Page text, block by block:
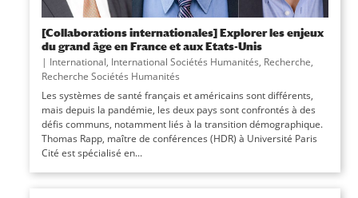
[Collaborations internationales] Explorer les enjeux
du grand âge en France et aux Etats-Unis
| International, International Sociétés Humanités, Recherche,
Recherche Sociétés Humanités
Les systèmes de santé français et américains sont différents,
mais depuis la pandémie, les deux pays sont confrontés à des
défis communs, notamment liés à la transition démographique.
Thomas Rapp, maître de conférences (HDR) à Université Paris
Cité est spécialisé en...